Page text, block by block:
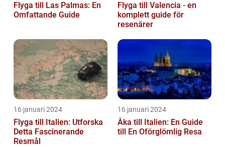
Flyga till Las Palmas: En
Omfattande Guide
Flyga till Valencia - en
komplett guide för
resenärer
16 januari 2024
Flyga till Italien: Utforska
Detta Fascinerande
Resmål
16 januari 2024
Åka till Italien: En Guide
till En Oförglömlig Resa